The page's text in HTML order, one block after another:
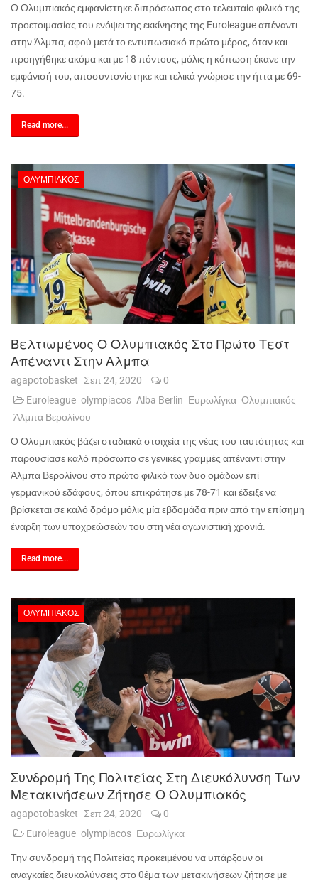
Ο Ολυμπιακός εμφανίστηκε διπρόσωπος στο τελευταίο φιλικό της
προετοιμασίας του ενόψει της εκκίνησης της Euroleagueαπέναντι
στην Άλμπα, αφού μετά το εντυπωσιακό πρώτο μέρος, όταν και
προηγήθηκε ακόμα και με 18 πόντους, μόλις η κόπωση έκανε την
εμφάνισή του, αποσυντονίστηκε και τελικά γνώρισε την ήττα με 69-
75.
Read more...
ΟΛΥΜΠΙΑΚΌΣ
Βελτιωμένος Ο Ολυμπιακός Στο Πρώτο Τεστ
Απέναντι Στην Αλμπα
agapotobasket Σεπ 24, 2020
0
Euroleague olympiacos Alba Berlin Ευρωλίγκα Ολυμπιακός
Άλμπα Βερολίνου
Ο Ολυμπιακός βάζει σταδιακά στοιχεία της νέας του ταυτότητας και
παρουσίασε καλό πρόσωπο σε γενικές γραμμές απέναντι στην
Άλμπα Βερολίνου στο πρώτο φιλικό των δυο ομάδων επί
γερμανικού εδάφους, όπου επικράτησε με 78-71 και έδειξε να
βρίσκεται σε καλό δρόμο μόλις μία εβδομάδα πριν από την επίσημη
έναρξη των υποχρεώσεών του στη νέα αγωνιστική χρονιά.
Read more...
ΟΛΥΜΠΙΑΚΌΣ
Συνδρομή Της Πολιτείας Στη Διευκόλυνση Των
Μετακινήσεων Ζήτησε Ο Ολυμπιακός
agapotobasket Σεπ 24, 2020
0
Euroleague olympiacos Ευρωλίγκα
Την συνδρομή της Πολιτείας προκειμένου να υπάρξουν οι
αναγκαίες διευκολύνσεις στο θέμα των μετακινήσεων ζήτησε με